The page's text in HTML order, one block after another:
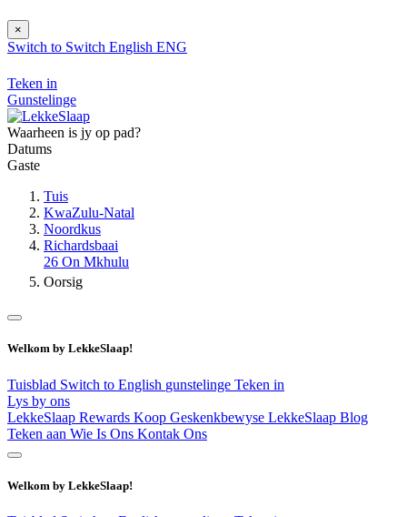
×
Switch to Switch English ENG
Teken in
Gunstelinge
Waarheen is jy op pad?
Datums
Gaste
Tuis
KwaZulu-Natal
Noordkus
Richardsbaai
26 On Mkhulu
Oorsig
Welkom by LekkeSlaap!
Tuisblad Switch to English gunstelinge Teken in
Lys by ons
LekkeSlaap Rewards Koop Geskenkbewyse LekkeSlaap Blog
Teken aan Wie Is Ons Kontak Ons
Welkom by LekkeSlaap!